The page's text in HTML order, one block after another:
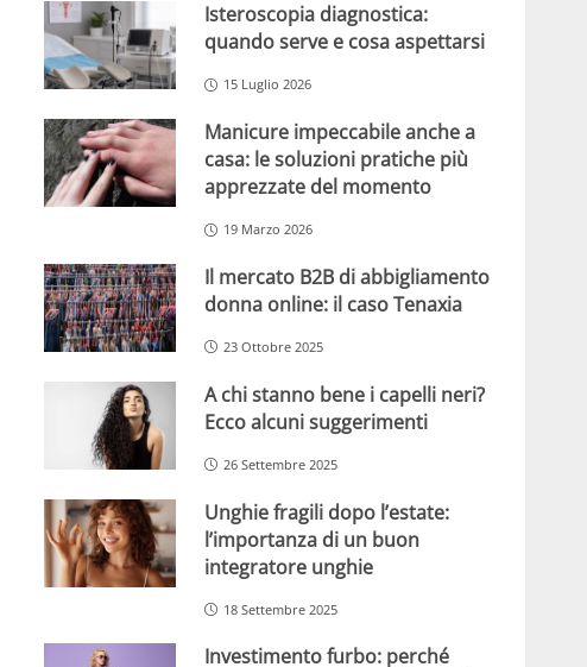
Isteroscopia diagnostica:
quando serve e cosa aspettarsi
15 Luglio 2026
Manicure impeccabile anche a
casa: le soluzioni pratiche più
apprezzate del momento
19 Marzo 2026
Il mercato B2B di abbigliamento
donna online: il caso Tenaxia
23 Ottobre 2025
A chi stanno bene i capelli neri?
Ecco alcuni suggerimenti
26 Settembre 2025
Unghie fragili dopo l’estate:
l’importanza di un buon
integratore unghie
18 Settembre 2025
Investimento furbo: perché